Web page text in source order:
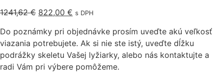
1241,62€ 822,00 € s DPH
Do poznámky pri objednávke prosím uveďte akú veľkosť
viazania potrebujete. Ak si nie ste istý, uveďte dĺžku
podrážky skeletu Vašej lyžiarky, alebo nás kontaktujte a
radi Vám pri výbere pomôžeme.